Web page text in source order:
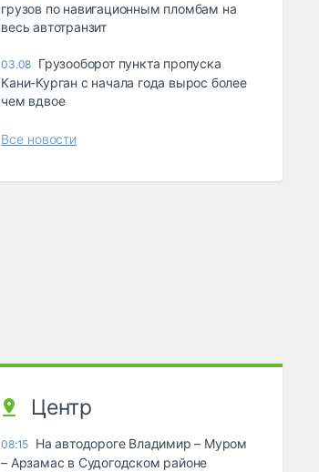
грузов по навигационным пломбам на
весь автотранзит
03.08 Грузооборот пункта пропуска
Кани-Курган с начала года вырос более
чем вдвое
Все новости
Центр
08:15 На автодороге Владимир – Муром
– Арзамас в Судогодском районе